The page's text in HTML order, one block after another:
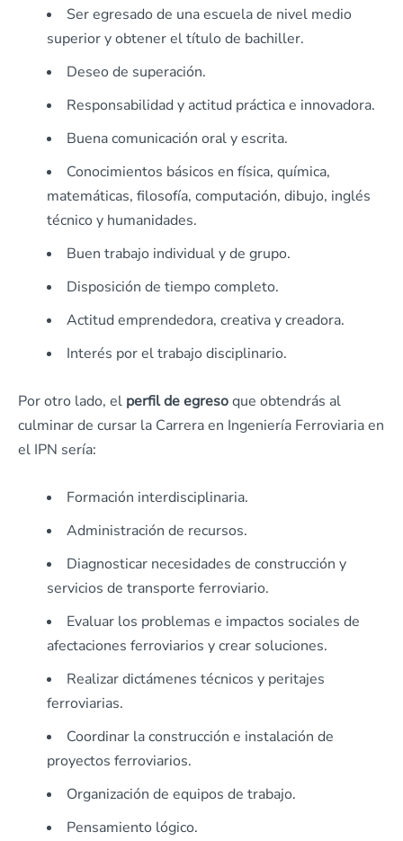
Ser egresado de una escuela de nivel medio
superior y obtener el título de bachiller.
Deseo de superación.
Responsabilidad y actitud práctica e innovadora.
Buena comunicación oral y escrita.
Conocimientos básicos en física, química,
matemáticas, filosofía, computación, dibujo, inglés
técnico y humanidades.
Buen trabajo individual y de grupo.
Disposición de tiempo completo.
Actitud emprendedora, creativa y creadora.
Interés por el trabajo disciplinario.
Por otro lado, el perfil de egresoque obtendrás al
culminar de cursar la Carrera en Ingeniería Ferroviaria en
el IPN sería:
Formación interdisciplinaria.
Administración de recursos.
Diagnosticar necesidades de construcción y
servicios de transporte ferroviario.
Evaluar los problemas e impactos sociales de
afectaciones ferroviarios y crear soluciones.
Realizar dictámenes técnicos y peritajes
ferroviarias.
Coordinar la construcción e instalación de
proyectos ferroviarios.
Organización de equipos de trabajo.
Pensamiento lógico.